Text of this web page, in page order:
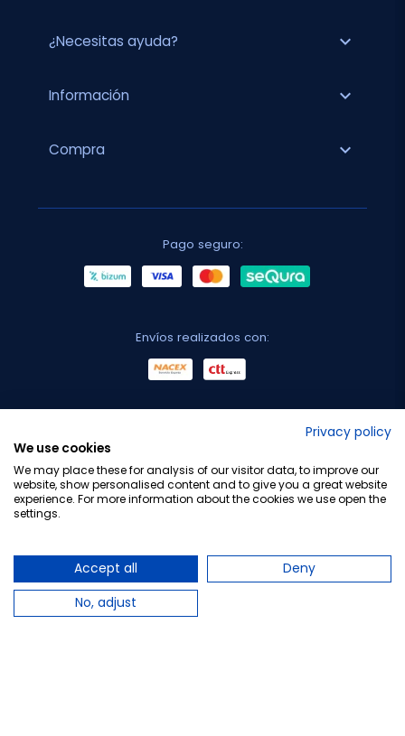
¿Necesitas ayuda? expand_more
Información expand_more
Compra expand_more
Pago seguro:
Envíos realizados con:
Privacy policy
We use cookies
We may place these for analysis of our visitor data, to improve our
website, show personalised content and to give you a great website
experience. For more information about the cookies we use open the
settings.
Accept all
Deny
No, adjust